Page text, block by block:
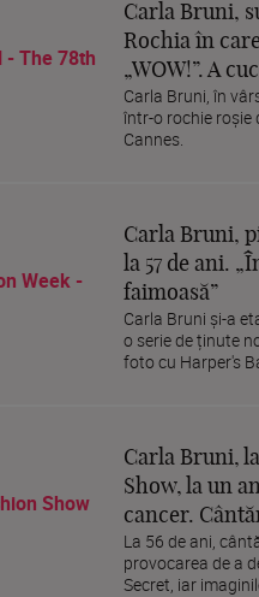
Carla Bruni,
Rochia în
„WOW!”. A
Carla Bruni, în
într-o rochie roșie
Cannes.
Carla Bruni,
la 57 de ani.
faimoasă”
Carla Bruni și-a
o serie de ținute
foto cu Harper's
Carla Bruni,
Show, la un
cancer.
La 56 de ani,
provocarea de a
Secret, iar